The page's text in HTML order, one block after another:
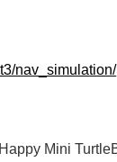
nav_simulation/
Mini